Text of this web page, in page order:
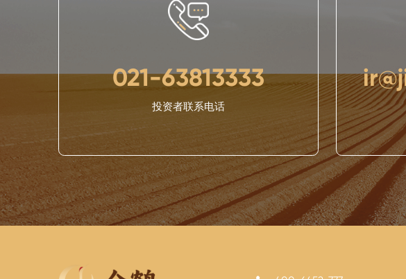
021-63813333
投资者联系电话